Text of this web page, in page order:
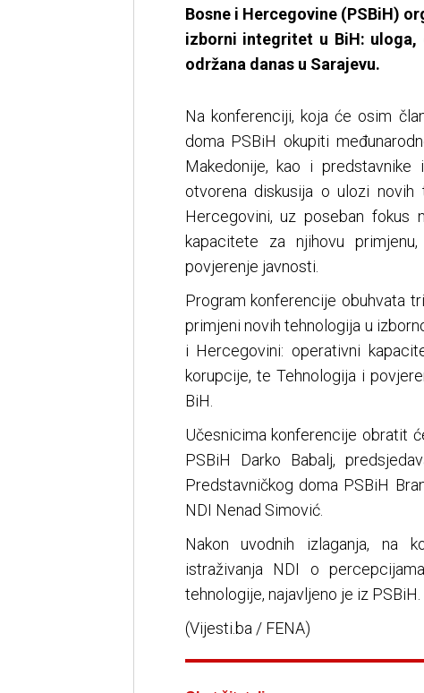
Bosne i Hercegovine (PSBiH)
izborni integritet u BiH:
održana danas u Sarajevu.
Na konferenciji, koja će osim
doma PSBiH okupiti
Makedonije, kao i
otvorena diskusija o ulozi
Hercegovini, uz poseban fokus
kapacitete za njihovu
povjerenje javnosti.
Program konferencije obuhvata
primjeni novih tehnologija u
i Hercegovini: operativni
korupcije, te Tehnologija i
BiH.
Učesnicima konferencije obratit
PSBiH Darko Babalj,
Predstavničkog doma PSBiH
NDI Nenad Simović.
Nakon uvodnih izlaganja, na
istraživanja NDI o
tehnologije, najavljeno je iz PSBiH.
(Vijesti.ba / FENA)